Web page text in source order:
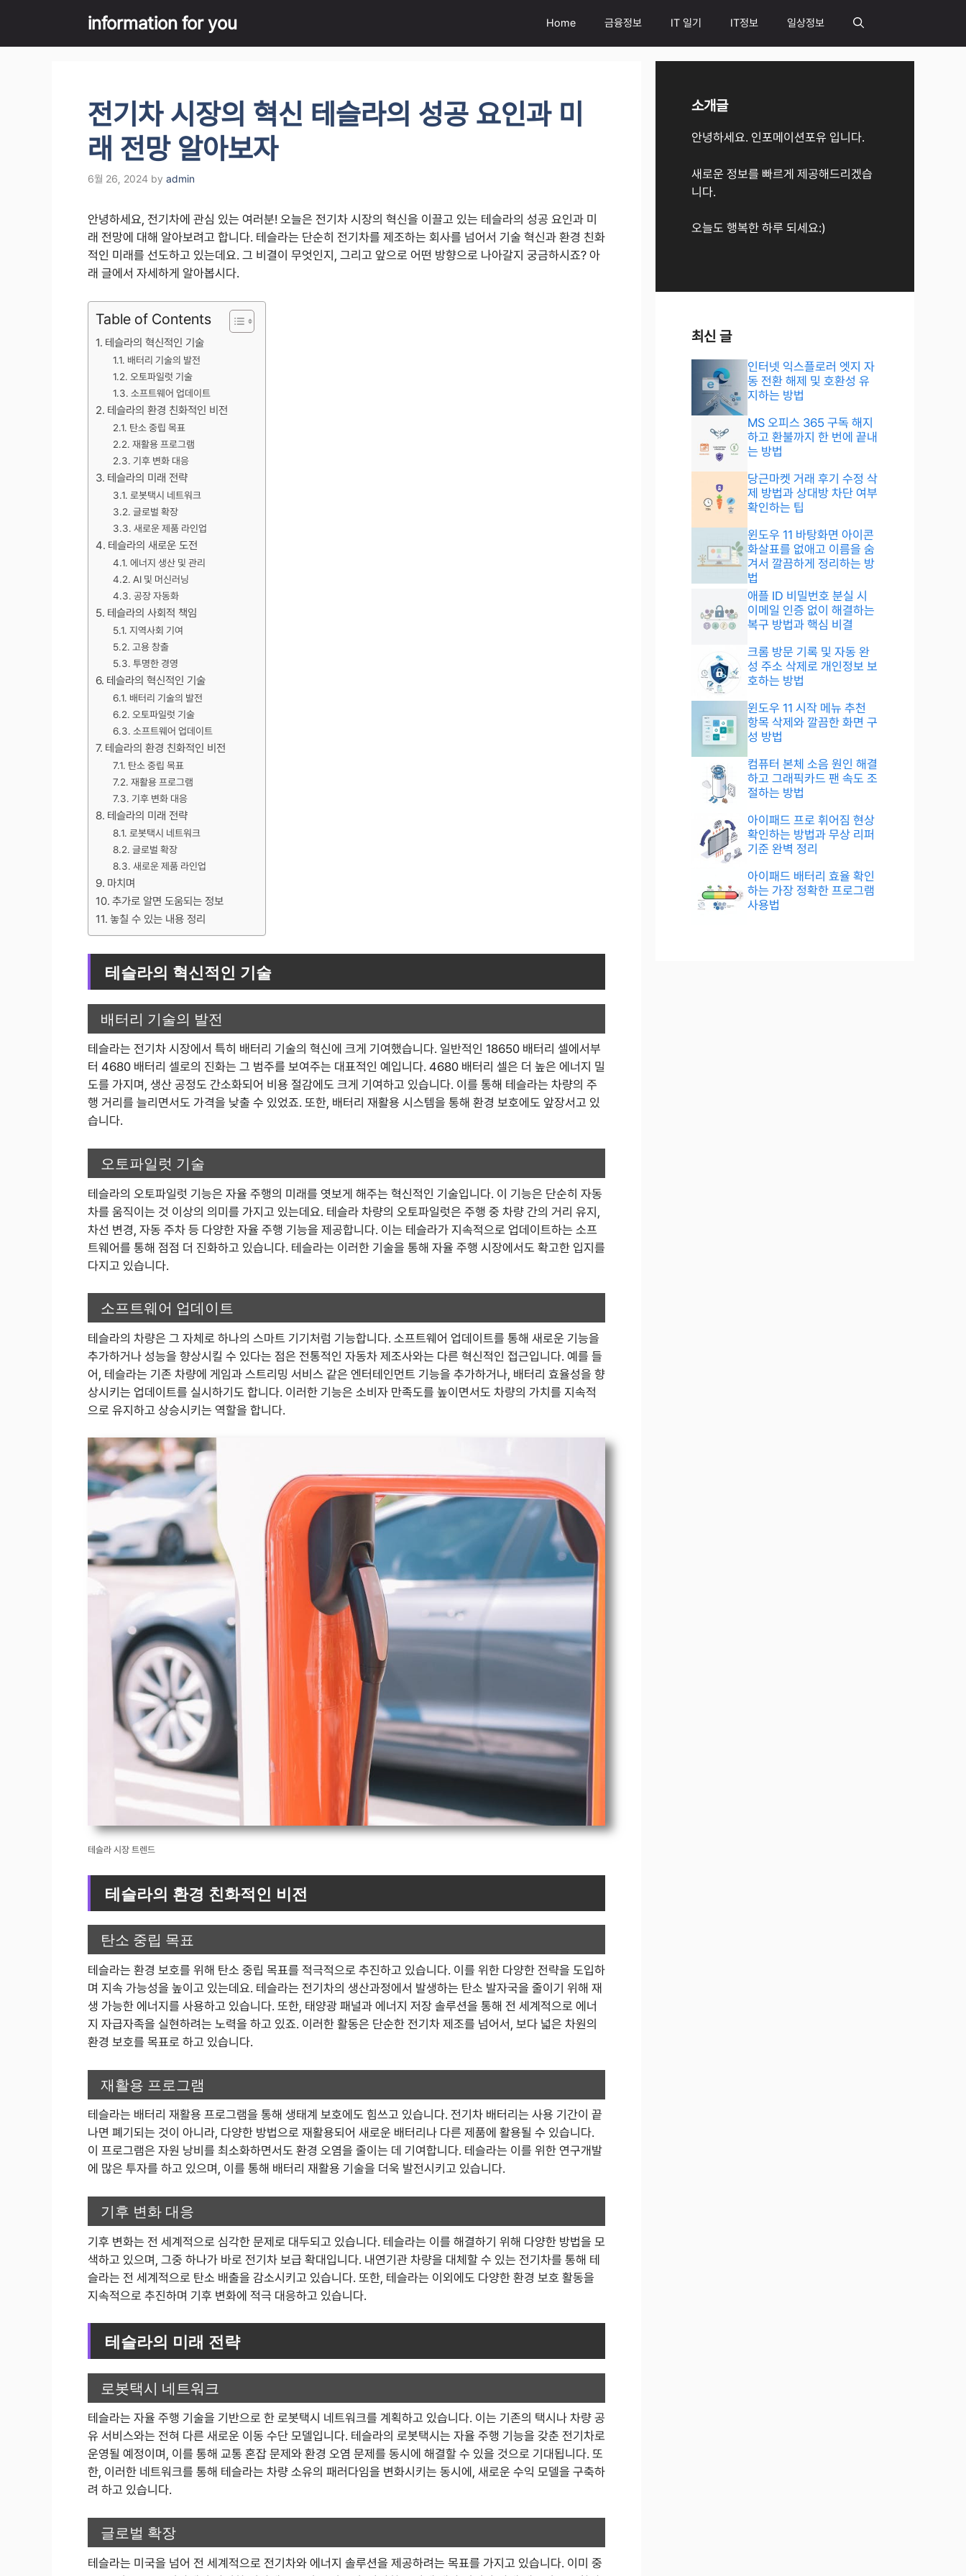
content
information for you Home 금융정보 IT 일기 IT정보 일상정보
전기차 시장의 혁신 테슬라의 성공 요인과 미
래 전망 알아보자
6월 26, 2024 by admin
안녕하세요, 전기차에 관심 있는 여러분! 오늘은 전기차 시장의 혁신을 이끌고 있는 테슬라의 성공 요인과 미
래 전망에 대해 알아보려고 합니다. 테슬라는 단순히 전기차를 제조하는 회사를 넘어서 기술 혁신과 환경 친화
적인 미래를 선도하고 있는데요. 그 비결이 무엇인지, 그리고 앞으로 어떤 방향으로 나아갈지 궁금하시죠? 아
래 글에서 자세하게 알아봅시다.
Table of Contents
테슬라의 혁신적인 기술
배터리 기술의 발전
오토파일럿 기술
소프트웨어 업데이트
테슬라의 환경 친화적인 비전
탄소 중립 목표
재활용 프로그램
기후 변화 대응
테슬라의 미래 전략
로봇택시 네트워크
글로벌 확장
새로운 제품 라인업
테슬라의 새로운 도전
에너지 생산 및 관리
AI 및 머신러닝
공장 자동화
테슬라의 사회적 책임
지역사회 기여
고용 창출
투명한 경영
테슬라의 혁신적인 기술
배터리 기술의 발전
오토파일럿 기술
소프트웨어 업데이트
테슬라의 환경 친화적인 비전
탄소 중립 목표
재활용 프로그램
기후 변화 대응
테슬라의 미래 전략
로봇택시 네트워크
글로벌 확장
새로운 제품 라인업
마치며
추가로 알면 도움되는 정보
놓칠 수 있는 내용 정리
테슬라의 혁신적인 기술
배터리 기술의 발전
테슬라는 전기차 시장에서 특히 배터리 기술의 혁신에 크게 기여했습니다. 일반적인 18650 배터리 셀에서부
터 4680 배터리 셀로의 진화는 그 범주를 보여주는 대표적인 예입니다. 4680 배터리 셀은 더 높은 에너지 밀
도를 가지며, 생산 공정도 간소화되어 비용 절감에도 크게 기여하고 있습니다. 이를 통해 테슬라는 차량의 주
행 거리를 늘리면서도 가격을 낮출 수 있었죠. 또한, 배터리 재활용 시스템을 통해 환경 보호에도 앞장서고 있
습니다.
오토파일럿 기술
테슬라의 오토파일럿 기능은 자율 주행의 미래를 엿보게 해주는 혁신적인 기술입니다. 이 기능은 단순히 자동
차를 움직이는 것 이상의 의미를 가지고 있는데요. 테슬라 차량의 오토파일럿은 주행 중 차량 간의 거리 유지,
차선 변경, 자동 주차 등 다양한 자율 주행 기능을 제공합니다. 이는 테슬라가 지속적으로 업데이트하는 소프
트웨어를 통해 점점 더 진화하고 있습니다. 테슬라는 이러한 기술을 통해 자율 주행 시장에서도 확고한 입지를
다지고 있습니다.
소프트웨어 업데이트
테슬라의 차량은 그 자체로 하나의 스마트 기기처럼 기능합니다. 소프트웨어 업데이트를 통해 새로운 기능을
추가하거나 성능을 향상시킬 수 있다는 점은 전통적인 자동차 제조사와는 다른 혁신적인 접근입니다. 예를 들
어, 테슬라는 기존 차량에 게임과 스트리밍 서비스 같은 엔터테인먼트 기능을 추가하거나, 배터리 효율성을 향
상시키는 업데이트를 실시하기도 합니다. 이러한 기능은 소비자 만족도를 높이면서도 차량의 가치를 지속적
으로 유지하고 상승시키는 역할을 합니다.
테슬라 시장 트렌드
테슬라의 환경 친화적인 비전
탄소 중립 목표
테슬라는 환경 보호를 위해 탄소 중립 목표를 적극적으로 추진하고 있습니다. 이를 위한 다양한 전략을 도입하
며 지속 가능성을 높이고 있는데요. 테슬라는 전기차의 생산과정에서 발생하는 탄소 발자국을 줄이기 위해 재
생 가능한 에너지를 사용하고 있습니다. 또한, 태양광 패널과 에너지 저장 솔루션을 통해 전 세계적으로 에너
지 자급자족을 실현하려는 노력을 하고 있죠. 이러한 활동은 단순한 전기차 제조를 넘어서, 보다 넓은 차원의
환경 보호를 목표로 하고 있습니다.
재활용 프로그램
테슬라는 배터리 재활용 프로그램을 통해 생태계 보호에도 힘쓰고 있습니다. 전기차 배터리는 사용 기간이 끝
나면 폐기되는 것이 아니라, 다양한 방법으로 재활용되어 새로운 배터리나 다른 제품에 활용될 수 있습니다.
이 프로그램은 자원 낭비를 최소화하면서도 환경 오염을 줄이는 데 기여합니다. 테슬라는 이를 위한 연구개발
에 많은 투자를 하고 있으며, 이를 통해 배터리 재활용 기술을 더욱 발전시키고 있습니다.
기후 변화 대응
기후 변화는 전 세계적으로 심각한 문제로 대두되고 있습니다. 테슬라는 이를 해결하기 위해 다양한 방법을 모
색하고 있으며, 그중 하나가 바로 전기차 보급 확대입니다. 내연기관 차량을 대체할 수 있는 전기차를 통해 테
슬라는 전 세계적으로 탄소 배출을 감소시키고 있습니다. 또한, 테슬라는 이외에도 다양한 환경 보호 활동을
지속적으로 추진하며 기후 변화에 적극 대응하고 있습니다.
테슬라의 미래 전략
로봇택시 네트워크
테슬라는 자율 주행 기술을 기반으로 한 로봇택시 네트워크를 계획하고 있습니다. 이는 기존의 택시나 차량 공
유 서비스와는 전혀 다른 새로운 이동 수단 모델입니다. 테슬라의 로봇택시는 자율 주행 기능을 갖춘 전기차로
운영될 예정이며, 이를 통해 교통 혼잡 문제와 환경 오염 문제를 동시에 해결할 수 있을 것으로 기대됩니다. 또
한, 이러한 네트워크를 통해 테슬라는 차량 소유의 패러다임을 변화시키는 동시에, 새로운 수익 모델을 구축하
려 하고 있습니다.
글로벌 확장
테슬라는 미국을 넘어 전 세계적으로 전기차와 에너지 솔루션을 제공하려는 목표를 가지고 있습니다. 이미 중
소개글
안녕하세요. 인포메이션포유 입니다.
새로운 정보를 빠르게 제공해드리겠습
니다.
오늘도 행복한 하루 되세요:)
최신 글
인터넷 익스플로러 엣지 자
동 전환 해제 및 호환성 유
지하는 방법
MS 오피스 365 구독 해지
하고 환불까지 한 번에 끝내
는 방법
당근마켓 거래 후기 수정 삭
제 방법과 상대방 차단 여부
확인하는 팁
윈도우 11 바탕화면 아이콘
화살표를 없애고 이름을 숨
겨서 깔끔하게 정리하는 방
법
애플 ID 비밀번호 분실 시
이메일 인증 없이 해결하는
복구 방법과 핵심 비결
크롬 방문 기록 및 자동 완
성 주소 삭제로 개인정보 보
호하는 방법
윈도우 11 시작 메뉴 추천
항목 삭제와 깔끔한 화면 구
성 방법
컴퓨터 본체 소음 원인 해결
하고 그래픽카드 팬 속도 조
절하는 방법
아이패드 프로 휘어짐 현상
확인하는 방법과 무상 리퍼
기준 완벽 정리
아이패드 배터리 효율 확인
하는 가장 정확한 프로그램
사용법